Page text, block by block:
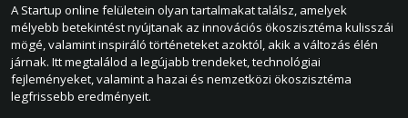
A Startup online felületein olyan tartalmakat találsz, amelyek
mélyebb betekintést nyújtanak az innovációs ökoszisztéma kulisszái
mögé, valamint inspiráló történeteket azoktól, akik a változás élén
járnak. Itt megtalálod a legújabb trendeket, technológiai
fejleményeket, valamint a hazai és nemzetközi ökoszisztéma
legfrissebb eredményeit.